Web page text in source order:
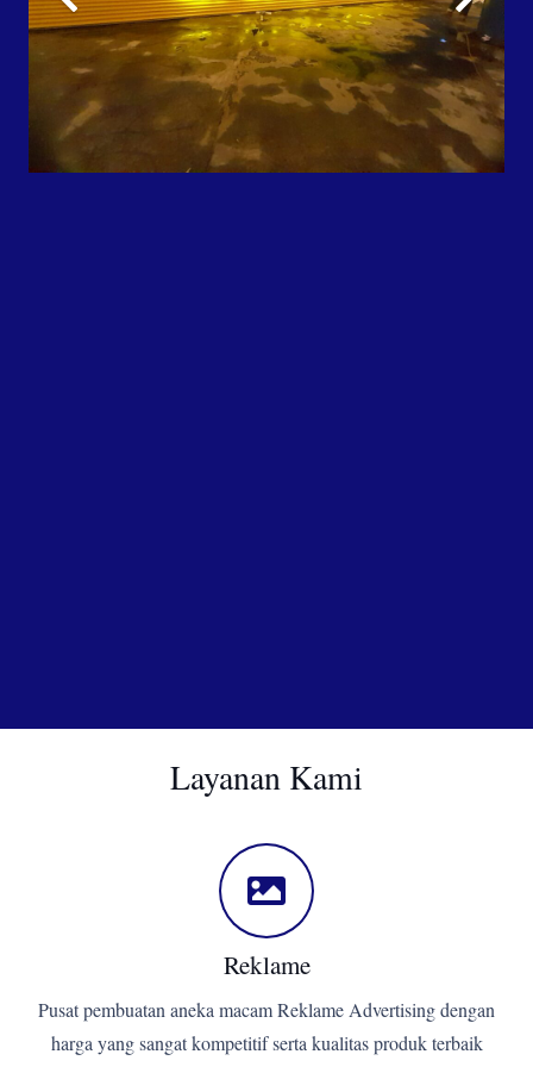
Layanan Kami
Reklame
Pusat pembuatan aneka macam Reklame Advertising dengan
harga yang sangat kompetitif serta kualitas produk terbaik